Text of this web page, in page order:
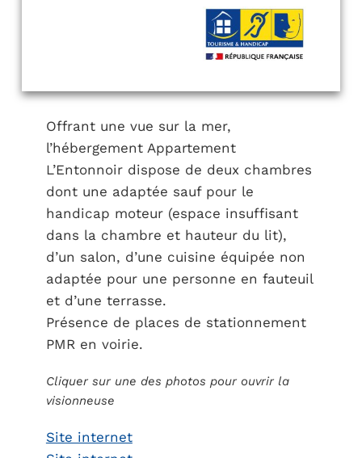
Offrant une vue sur la mer,
l’hébergement Appartement
L’Entonnoir dispose de deux chambres
dont une adaptée sauf pour le
handicap moteur (espace insuffisant
dans la chambre et hauteur du lit),
d’un salon, d’une cuisine équipée non
adaptée pour une personne en fauteuil
et d’une terrasse.
Présence de places de stationnement
PMR en voirie.
Cliquer sur une des photos pour ouvrir la
visionneuse
Site internet